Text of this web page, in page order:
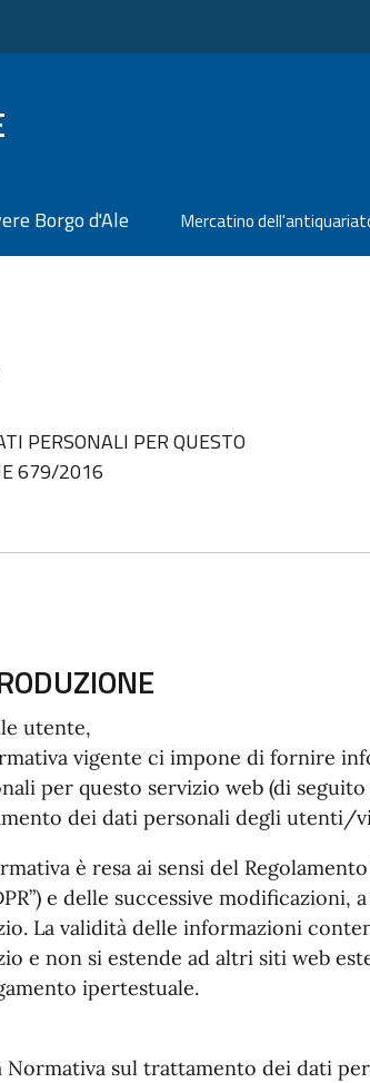
Borgo d'Ale Mercatino
PERSONALI PER QUESTO
679/2016
utente,
vigente ci impone di fornire
per questo servizio web (di
dei dati personali degli utenti/
è resa ai sensi del
e delle successive
La validità delle informazioni
e non si estende ad altri siti web
ipertestuale.
Normativa sul trattamento dei dati